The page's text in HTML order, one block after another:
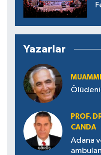
Yazarlar
PROF.
CANDA
Adana